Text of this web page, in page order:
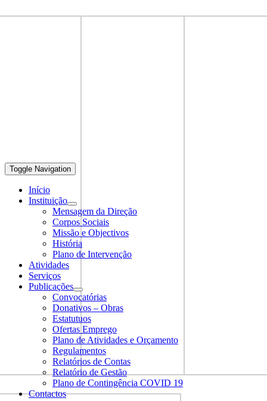
Toggle Navigation
Início
Instituição
Mensagem da Direção
Corpos Sociais
Missão e Objectivos
História
Plano de Intervenção
Atividades
Serviços
Publicações
Convocatórias
Donativos – Obras
Estatutuos
Ofertas Emprego
Plano de Atividades e Orçamento
Regulamentos
Relatórios de Contas
Relatório de Gestão
Plano de Contingência COVID 19
Contactos